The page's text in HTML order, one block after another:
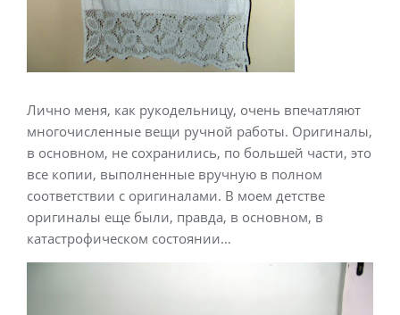
Лично меня, как рукодельницу, очень впечатляют
многочисленные вещи ручной работы. Оригиналы,
в основном, не сохранились, по большей части, это
все копии, выполненные вручную в полном
соответствии с оригиналами. В моем детстве
оригиналы еще были, правда, в основном, в
катастрофическом состоянии…